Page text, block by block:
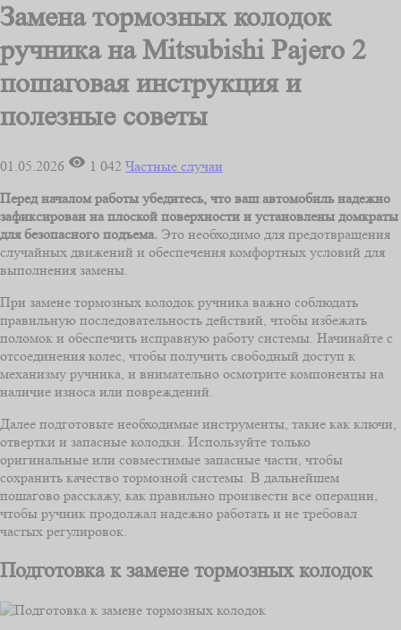
Замена тормозных колодок
ручника на Mitsubishi Pajero 2
пошаговая инструкция и
полезные советы
01.05.2026 1 042 Частные случаи
Перед началом работы убедитесь, что ваш автомобиль надежно
зафиксирован на плоской поверхности и установлены домкраты
для безопасного подъема. Это необходимо для предотвращения
случайных движений и обеспечения комфортных условий для
выполнения замены.
При замене тормозных колодок ручника важно соблюдать
правильную последовательность действий, чтобы избежать
поломок и обеспечить исправную работу системы. Начинайте с
отсоединения колес, чтобы получить свободный доступ к
механизму ручника, и внимательно осмотрите компоненты на
наличие износа или повреждений.
Далее подготовьте необходимые инструменты, такие как ключи,
отвертки и запасные колодки. Используйте только
оригинальные или совместимые запасные части, чтобы
сохранить качество тормозной системы. В дальнейшем
пошагово расскажу, как правильно произвести все операции,
чтобы ручник продолжал надежно работать и не требовал
частых регулировок.
Подготовка к замене тормозных колодок